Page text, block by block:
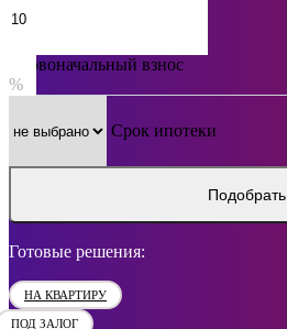
Первоначальный взнос
%
Срок ипотеки
Подобрать
Готовые решения:
НА КВАРТИРУ
ПОД ЗАЛОГ